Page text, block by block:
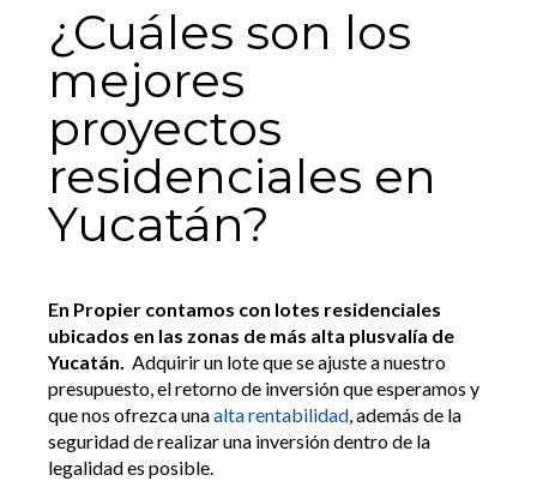
¿Cuáles son los
mejores
proyectos
residenciales en
Yucatán?
En Propier contamos con lotes residenciales
ubicados en las zonas de más alta plusvalía de
Yucatán.
Adquirir un lote que se ajuste a nuestro
presupuesto, el retorno de inversión que esperamos y
que nos ofrezca unaalta rentabilidad , además de la
seguridad de realizar una inversión dentro de la
legalidad es posible.